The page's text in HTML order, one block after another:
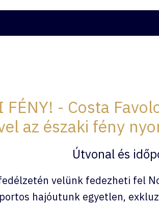
FÉNY! - Costa
az északi fény
Útvonal és
velünk fedezheti fel
hajóutunk egyetlen,